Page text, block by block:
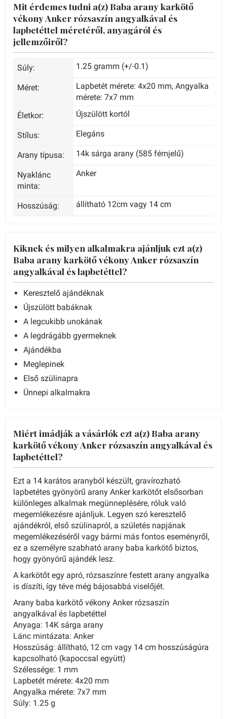
Mit érdemes tudni a(z) Baba arany karkötő
vékony Anker rózsaszín angyalkával és
lapbetéttel méretéről, anyagáról és
jellemzőiről?
Súly: 1.25 gramm (+/-0.1)
Méret:
Lapbetét mérete: 4x20 mm, Angyalka
mérete: 7x7 mm
Életkor:
Újszülött kortól
Stílus: Elegáns
Arany típusa: 14k sárga arany (585 fémjelű)
Nyaklánc
minta:
Anker
Hosszúság: állítható 12cm vagy 14 cm
Kiknek és milyen alkalmakra ajánljuk ezt a(z)
Baba arany karkötő vékony Anker rózsaszín
angyalkával és lapbetéttel?
Keresztelő ajándéknak
Újszülött babáknak
A legcukibb unokának
A legdrágább gyermeknek
Ajándékba
Meglepinek
Első szülinapra
Ünnepi alkalmakra
Miért imádják a vásárlók ezt a(z) Baba arany
karkötő vékony Anker rózsaszín angyalkával és
lapbetéttel?
Ezt a 14 karátos aranyból készült, gravírozható
lapbetétes gyönyörű arany Anker karkötőt elsősorban
különleges alkalmak megünneplésére, róluk való
megemlékezésre ajánljuk. Legyen szó keresztelő
ajándékról, első szülinapról, a születés napjának
megemlékezéséről vagy bármi más fontos eseményről,
ez a személyre szabható arany baba karkötő biztos,
hogy gyönyörű ajándék lesz.
A karkötőt egy apró, rózsaszínre festett arany angyalka
is díszíti, így téve még bájosabbá viselőjét.
Arany baba karkötő vékony Anker rózsaszín
angyalkával és lapbetéttel
Anyaga: 14K sárga arany
Lánc mintázata: Anker
Hosszúság: állítható, 12 cm vagy 14 cm hosszúságúra
kapcsolható (kapoccsal együtt)
Szélessége: 1 mm
Lapbetét mérete: 4x20 mm
Angyalka mérete: 7x7 mm
Súly: 1.25 g